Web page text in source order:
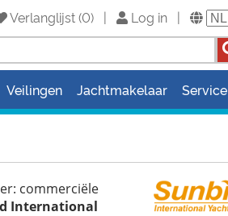
Verlanglijst(0) | Log in |
Veilingen Jachtmakelaar Service
commerciële
International